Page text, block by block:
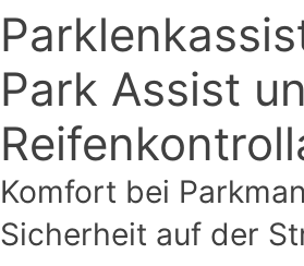
Park Assist
Komfort bei
Sicherheit auf der